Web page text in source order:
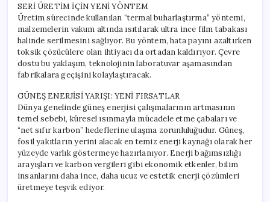
SERİ ÜRETİM İÇİN YENİ YÖNTEM
Üretim sürecinde kullanılan “termal buharlaştırma” yöntemi,
malzemelerin vakum altında ısıtılarak ultra ince film tabakası
halinde serilmesini sağlıyor. Bu yöntem, hata payını azaltırken
toksik çözücülere olan ihtiyacı da ortadan kaldırıyor. Çevre
dostu bu yaklaşım, teknolojinin laboratuvar aşamasından
fabrikalara geçişini kolaylaştıracak.
GÜNEŞ ENERJİSİ YARIŞI: YENİ FIRSATLAR
Dünya genelinde güneş enerjisi çalışmalarının artmasının
temel sebebi, küresel ısınmayla mücadele etme çabaları ve
“net sıfır karbon” hedeflerine ulaşma zorunluluğudur. Güneş,
fosil yakıtların yerini alacak en temiz enerji kaynağı olarak her
yüzeyde varlık göstermeye hazırlanıyor. Enerji bağımsızlığı
arayışları ve karbon vergileri gibi ekonomik etkenler, bilim
insanlarını daha ince, daha ucuz ve estetik enerji çözümleri
üretmeye teşvik ediyor.